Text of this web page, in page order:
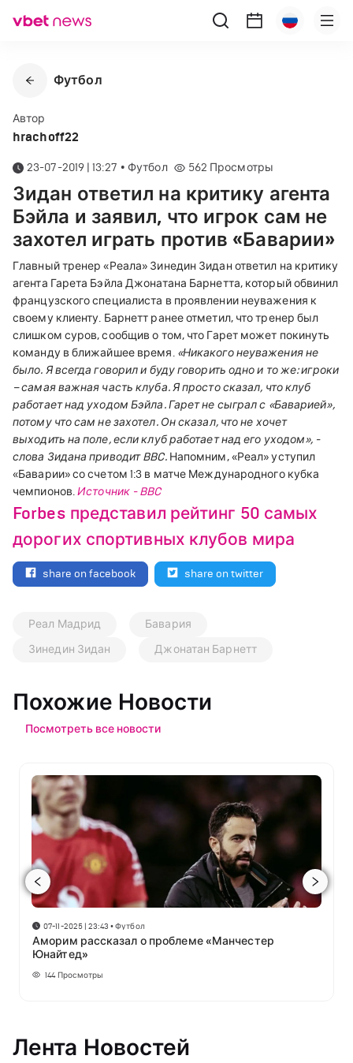
Футбол
Автор
hrachoff22
23-07-2019 | 13:27 • Футбол 562 Просмотры
Зидан ответил на критику агента
Бэйла и заявил, что игрок сам не
захотел играть против «Баварии»
Главный тренер «Реала» Зинедин Зидан ответил на критику
агента Гарета Бэйла Джонатана Барнетта, который обвинил
французского специалиста в проявлении неуважения к
своему клиенту. Барнетт ранее отметил, что тренер был
слишком суров, сообщив о том, что Гарет может покинуть
команду в ближайшее время. «Никакого неуважения не
было. Я всегда говорил и буду говорить одно и то же: игроки
– самая важная часть клуба. Я просто сказал, что клуб
работает над уходом Бэйла. Гарет не сыграл с «Баварией»,
потому что сам не захотел. Он сказал, что не хочет
выходить на поле, если клуб работает над его уходом», -
слова Зидана приводит BBC.Напомним, «Реал» уступил
«Баварии» со счетом 1:3 в матче Международного кубка
чемпионов.Источник - BBC
Forbes представил рейтинг 50 самых
дорогих спортивных клубов мира
share on facebook share on twitter
Реал Мадрид
Бавария
Зинедин Зидан
Джонатан Барнетт
Похожие Новости
Посмотреть все новости
07-11-2025 | 23:43 •Футбол
Аморим рассказал о проблеме «Манчестер
Юнайтед»
144 Просмотры
Лента Новостей